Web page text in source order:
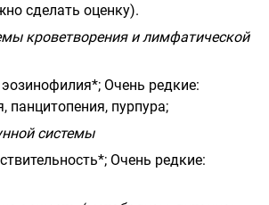
сделать оценку).
кроветворения и лимфатической
эозинофилия*; Очень редкие:
панцитопения, пурпура;
системы
Очень редкие: